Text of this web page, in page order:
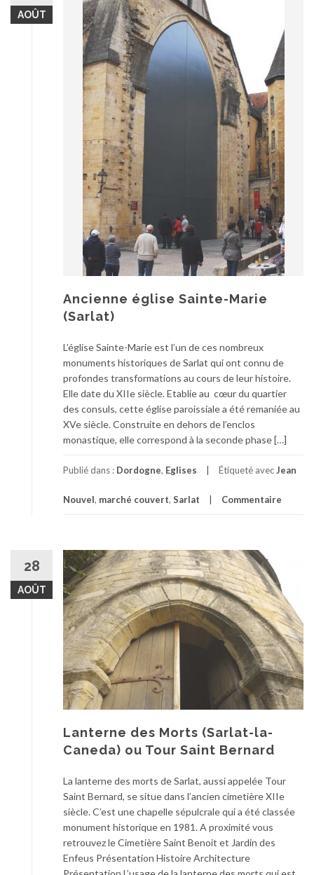
AOÛT
Ancienne église Sainte-Marie
(Sarlat)
L’église Sainte-Marie est l’un de ces nombreux
monuments historiques de Sarlat qui ont connu de
profondes transformations au cours de leur histoire.
Elle date du XIIe siècle. Etablie au cœur du quartier
des consuls, cette église paroissiale a été remaniée au
XVe siècle. Construite en dehors de l’enclos
monastique, elle correspond à la seconde phase […]
Publié dans : Dordogne, Eglises Étiqueté avecJean
Nouvel, marché couvert, Sarlat Commentaire
28
AOÛT
Lanterne des Morts (Sarlat-la-
Caneda) ou Tour Saint Bernard
La lanterne des morts de Sarlat, aussi appelée Tour
Saint Bernard, se situe dans l’ancien cimetière XIIe
siècle. C’est une chapelle sépulcrale qui a été classée
monument historique en 1981. A proximité vous
retrouvez le Cimetière Saint Benoit et Jardin des
Enfeus Présentation Histoire Architecture